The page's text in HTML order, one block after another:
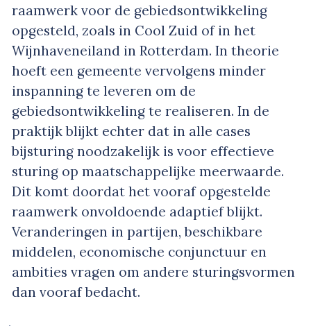
raamwerk voor de gebiedsontwikkeling
opgesteld, zoals in Cool Zuid of in het
Wijnhaveneiland in Rotterdam. In theorie
hoeft een gemeente vervolgens minder
inspanning te leveren om de
gebiedsontwikkeling te realiseren. In de
praktijk blijkt echter dat in alle cases
bijsturing noodzakelijk is voor effectieve
sturing op maatschappelijke meerwaarde.
Dit komt doordat het vooraf opgestelde
raamwerk onvoldoende adaptief blijkt.
Veranderingen in partijen, beschikbare
middelen, economische conjunctuur en
ambities vragen om andere sturingsvormen
dan vooraf bedacht.